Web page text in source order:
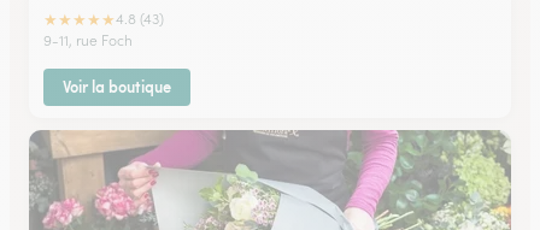
★★★★★4.8 (43)
9-11, rue Foch
Voir la boutique